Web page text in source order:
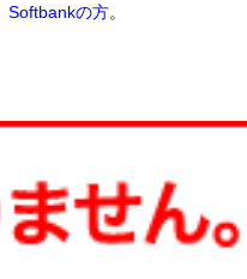
Softbankの方。